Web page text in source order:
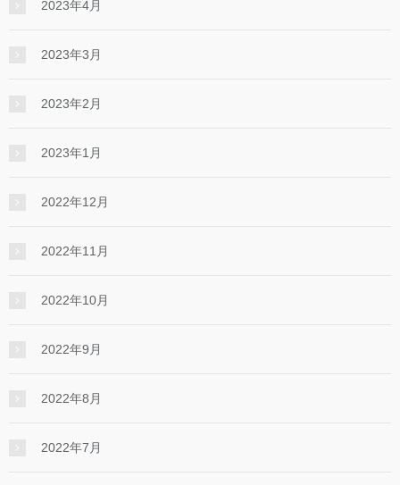
2023年4月
2023年3月
2023年2月
2023年1月
2022年12月
2022年11月
2022年10月
2022年9月
2022年8月
2022年7月